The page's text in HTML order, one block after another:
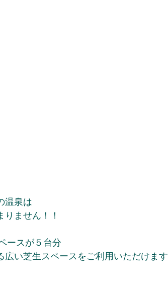
温泉は
ません！！
ースが５台分
広い芝生スペースをご利用いただけます